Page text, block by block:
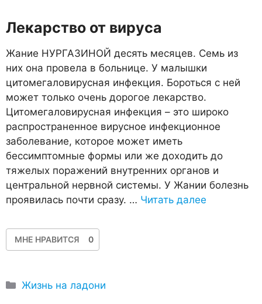
Лекарство от вируса
Жание НУРГАЗИНОЙ десять месяцев. Семь из
них она провела в больнице. У малышки
цитомегаловирусная инфекция. Бороться с ней
может только очень дорогое лекарство.
Цитомегаловирусная инфекция – это широко
распространенное вирусное инфекционное
заболевание, которое может иметь
бессимптомные формы или же доходить до
тяжелых поражений внутренних органов и
центральной нервной системы. У Жании болезнь
проявилась почти сразу. … Читать далее
МНЕ НРАВИТСЯ 0
Рубрики
Жизнь на ладони